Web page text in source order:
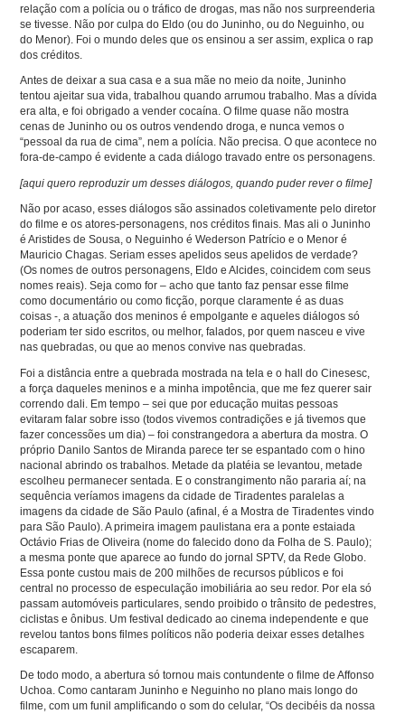
relação com a polícia ou o tráfico de drogas, mas não nos surpreenderia
se tivesse. Não por culpa do Eldo (ou do Juninho, ou do Neguinho, ou
do Menor). Foi o mundo deles que os ensinou a ser assim, explica o rap
dos créditos.
Antes de deixar a sua casa e a sua mãe no meio da noite, Juninho
tentou ajeitar sua vida, trabalhou quando arrumou trabalho. Mas a dívida
era alta, e foi obrigado a vender cocaína. O filme quase não mostra
cenas de Juninho ou os outros vendendo droga, e nunca vemos o
“pessoal da rua de cima”, nem a polícia. Não precisa. O que acontece no
fora-de-campo é evidente a cada diálogo travado entre os personagens.
[aqui quero reproduzir um desses diálogos, quando puder rever o filme]
Não por acaso, esses diálogos são assinados coletivamente pelo diretor
do filme e os atores-personagens, nos créditos finais. Mas ali o Juninho
é Aristides de Sousa, o Neguinho é Wederson Patrício e o Menor é
Mauricio Chagas. Seriam esses apelidos seus apelidos de verdade?
(Os nomes de outros personagens, Eldo e Alcides, coincidem com seus
nomes reais). Seja como for – acho que tanto faz pensar esse filme
como documentário ou como ficção, porque claramente é as duas
coisas -, a atuação dos meninos é empolgante e aqueles diálogos só
poderiam ter sido escritos, ou melhor, falados, por quem nasceu e vive
nas quebradas, ou que ao menos convive nas quebradas.
Foi a distância entre a quebrada mostrada na tela e o hall do Cinesesc,
a força daqueles meninos e a minha impotência, que me fez querer sair
correndo dali. Em tempo – sei que por educação muitas pessoas
evitaram falar sobre isso (todos vivemos contradições e já tivemos que
fazer concessões um dia) – foi constrangedora a abertura da mostra. O
próprio Danilo Santos de Miranda parece ter se espantado com o hino
nacional abrindo os trabalhos. Metade da platéia se levantou, metade
escolheu permanecer sentada. E o constrangimento não pararia aí; na
sequência veríamos imagens da cidade de Tiradentes paralelas a
imagens da cidade de São Paulo (afinal, é a Mostra de Tiradentes vindo
para São Paulo). A primeira imagem paulistana era a ponte estaiada
Octávio Frias de Oliveira (nome do falecido dono da Folha de S. Paulo);
a mesma ponte que aparece ao fundo do jornal SPTV, da Rede Globo.
Essa ponte custou mais de 200 milhões de recursos públicos e foi
central no processo de especulação imobiliária ao seu redor. Por ela só
passam automóveis particulares, sendo proibido o trânsito de pedestres,
ciclistas e ônibus. Um festival dedicado ao cinema independente e que
revelou tantos bons filmes políticos não poderia deixar esses detalhes
escaparem.
De todo modo, a abertura só tornou mais contundente o filme de Affonso
Uchoa. Como cantaram Juninho e Neguinho no plano mais longo do
filme, com um funil amplificando o som do celular,“Os decibéis da nossa